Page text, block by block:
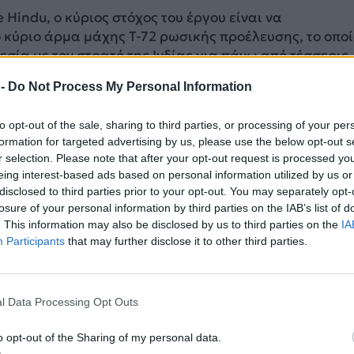
Do Not Process My Personal Information
opt-out of the sale, sharing to third parties, or processing of your
for targeted advertising by us, please use the below opt-out
selection. Please note that after your opt-out request is processed
interest-based ads based on personal information utilized by us
to third parties prior to your opt-out. You may separately
of your personal information by third parties on the IAB’s list of
This information may also be disclosed by us to third parties on the
Participants that may further disclose it to other third parties.
Data Processing Opt Outs
opt-out of the Sharing of my personal data.
ο κύριος στόχος του έργου είναι να
κύριο άρμα μάχης T-72 ρωσικής προέλευσης, το
με τον στρατό της Ινδίας για πάνω από τέσσερις
ΔΙΑΦΗΜΙΣΗ